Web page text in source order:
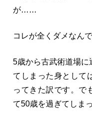
が……
コレが全くダメなんで
5歳から古武術道場
てしまった身として
ってきた訳です。で
て50歳を過ぎてしま